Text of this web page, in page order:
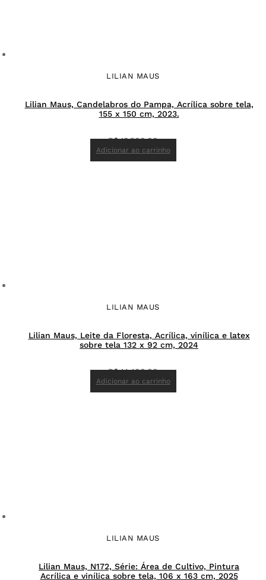
LILIAN MAUS
Lilian Maus, Candelabros do Pampa, Acrílica sobre tela,
155 x 150 cm, 2023.
R$18.500,00
Adicionar ao carrinho
LILIAN MAUS
Lilian Maus, Leite da Floresta, Acrílica, vinílica e latex
sobre tela 132 x 92 cm, 2024
R$14.400,00
Adicionar ao carrinho
LILIAN MAUS
Lilian Maus, N172, Série: Área de Cultivo, Pintura
Acrílica e vinílica sobre tela, 106 x 163 cm, 2025